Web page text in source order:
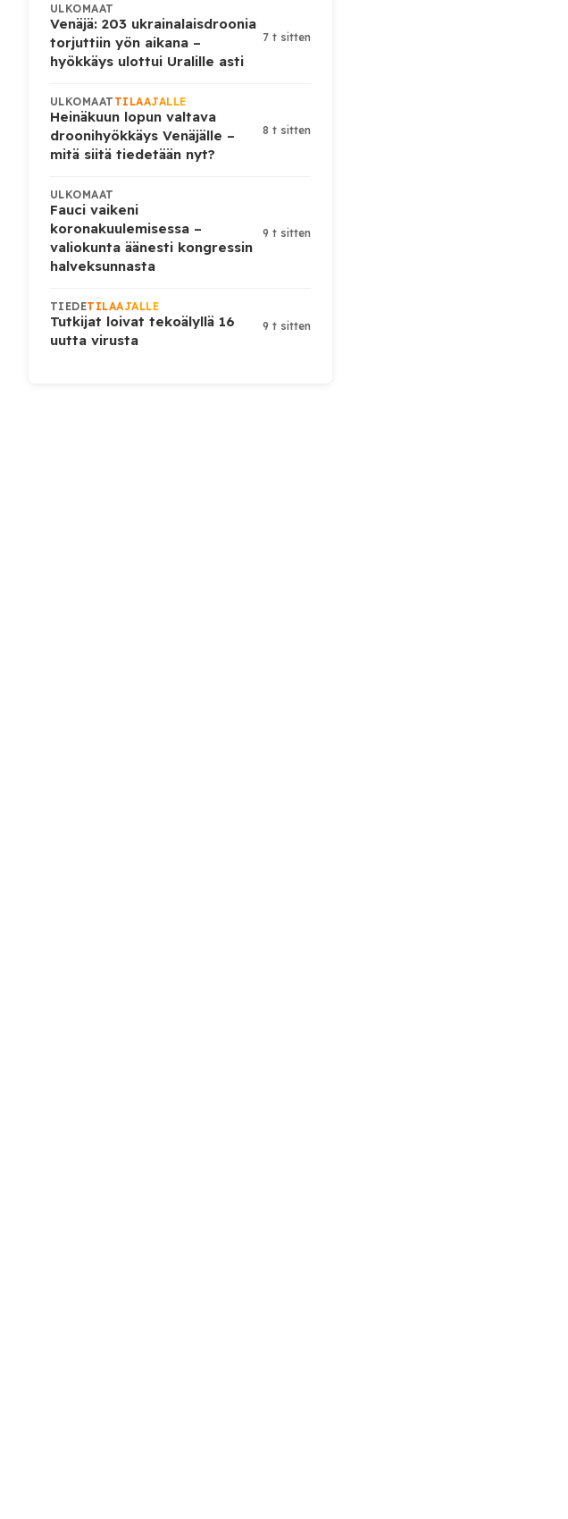
ULKOMAAT
Venäjä: 203 ukrainalaisdroonia
torjuttiin yön aikana –
hyökkäys ulottui Uralille asti
7 t sitten
ULKOMAAT TILAAJALLE
Heinäkuun lopun valtava
droonihyökkäys Venäjälle –
mitä siitä tiedetään nyt?
8 t sitten
ULKOMAAT
Fauci vaikeni
koronakuulemisessa –
valiokunta äänesti kongressin
halveksunnasta
9 t sitten
TIEDETILAAJALLE
Tutkijat loivat tekoälyllä 16
uutta virusta
9 t sitten